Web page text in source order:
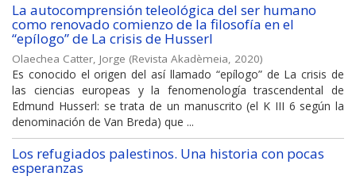
La autocomprensión teleológica del ser humano
como renovado comienzo de la filosofía en el
“epílogo” de La crisis de Husserl
Olaechea Catter, Jorge (Revista Akadèmeia, 2020)
Es conocido el origen del así llamado “epílogo” de La crisis de
las ciencias europeas y la fenomenología trascendental de
Edmund Husserl: se trata de un manuscrito (el K III 6 según la
denominación de Van Breda) que ...
Los refugiados palestinos. Una historia con pocas
esperanzas